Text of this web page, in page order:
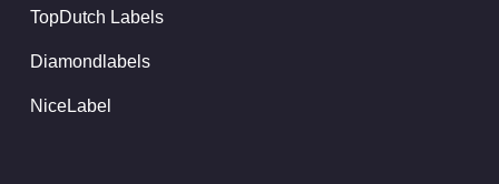
TopDutch Labels
Diamondlabels
NiceLabel